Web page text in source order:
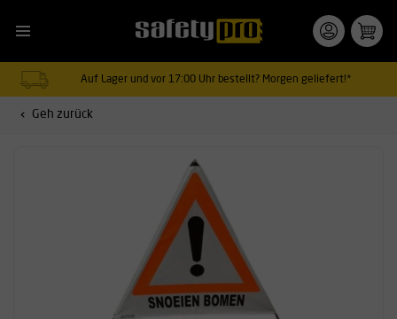
Auf Lager und vor 17:00 Uhr bestellt? Morgen geliefert!*
Geh zurück